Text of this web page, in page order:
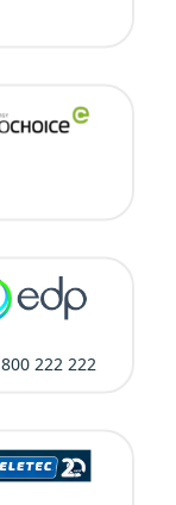
800 222 222